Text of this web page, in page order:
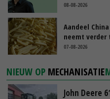
08-08-2026
Aandeel
neemt verder
07-08-2026
NIEUW OP MECHANISATIE
John Deere